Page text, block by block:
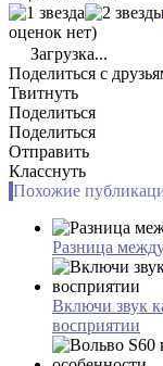
оценок нет)
Загрузка...
Поделиться с
Твитнуть
Поделиться
Поделиться
Отправить
Класснуть
Похожие
Разница
Включи звук
восприятии